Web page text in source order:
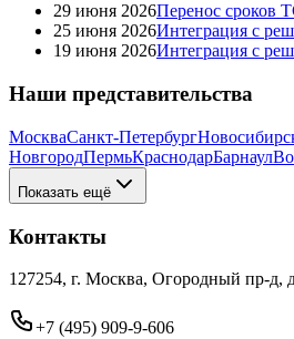
29 июня 2026Перенос сроков
25 июня 2026Интеграция с
19 июня 2026Интеграция с
Наши представительства
МоскваСанкт-Петербург
НовгородПермьКраснодарБарнаул
Показать ещё
Контакты
127254, г. Москва, Огородный пр-д,
+7 (495) 909-9-606